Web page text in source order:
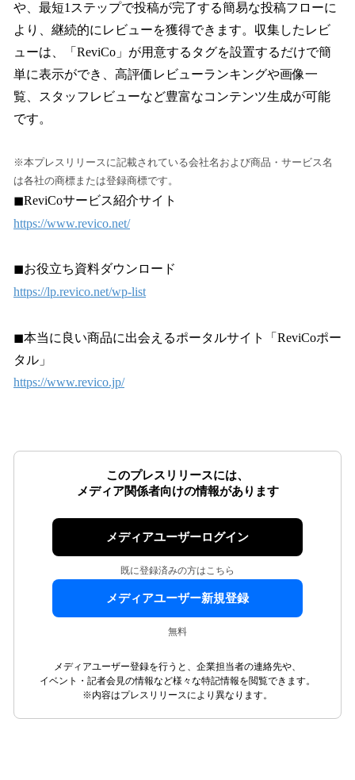
や、最短1ステップで投稿が完了する簡易な投稿フローに
より、継続的にレビューを獲得できます。収集したレビ
ューは、「ReviCo」が用意するタグを設置するだけで簡
単に表示ができ、高評価レビューランキングや画像一
覧、スタッフレビューなど豊富なコンテンツ生成が可能
です。
※本プレスリリースに記載されている会社名および商品・サービス名
は各社の商標または登録商標です。
◼︎ReviCoサービス紹介サイト
https://www.revico.net/
◼︎お役立ち資料ダウンロード
https://lp.revico.net/wp-list
◼︎本当に良い商品に出会えるポータルサイト「ReviCoポー
タル」
https://www.revico.jp/
このプレスリリースには、
メディア関係者向けの情報があります
メディアユーザーログイン
既に登録済みの方はこちら
メディアユーザー新規登録
無料
メディアユーザー登録を行うと、企業担当者の連絡先や、
イベント・記者会見の情報など様々な特記情報を閲覧できます。
※内容はプレスリリースにより異なります。